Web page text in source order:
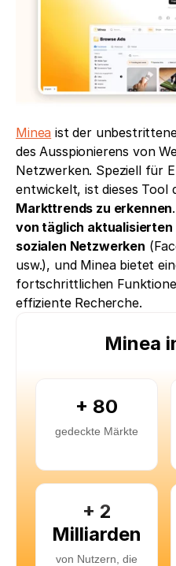
Minea ist der
des Ausspionierens von
Netzwerken. Speziell für
Markttrends zu erkennen
von täglich aktualisierten
sozialen Netzwerken
usw.), und Minea bietet
fortschrittlichen
effiziente Recherche.
Minea
+ 80
gedeckte Märkte
+ 2
Milliarden
von Nutzern, die